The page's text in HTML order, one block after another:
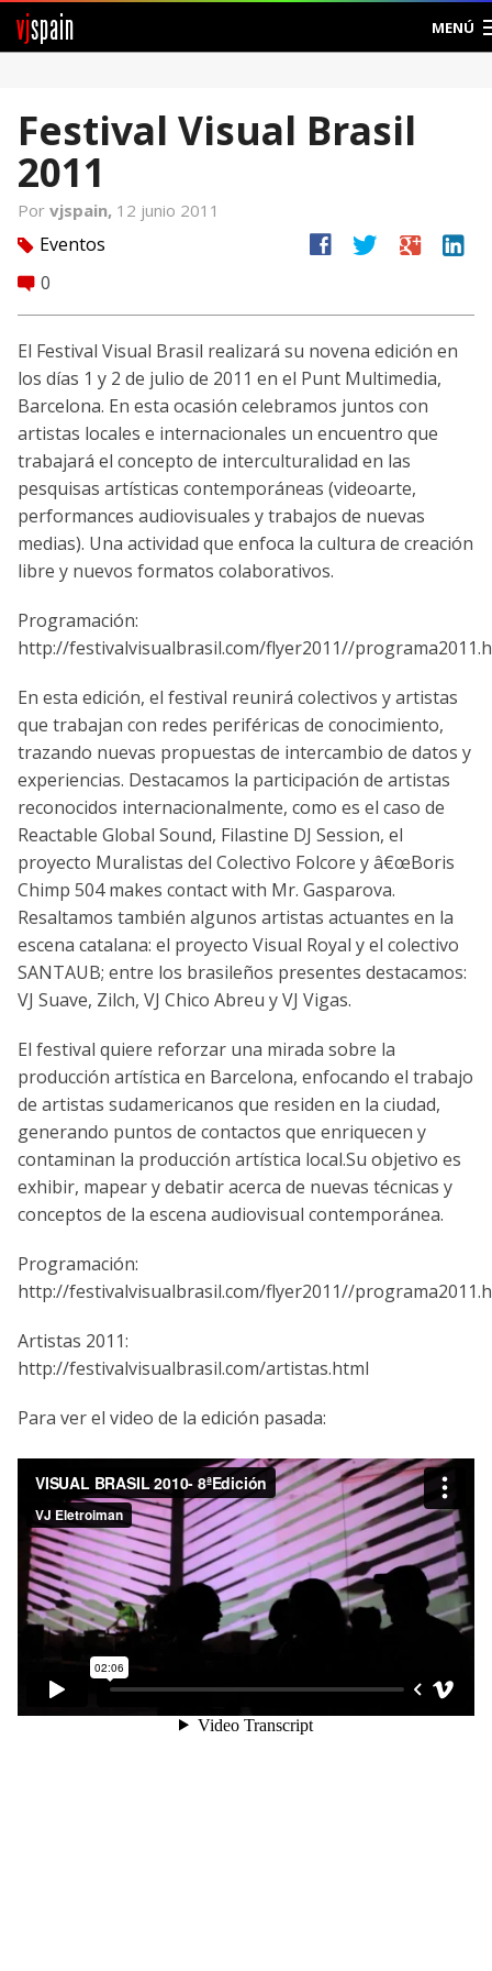
vjspain MENÚ
Foros
Noticias
Vjspain
Ayuda
Contacto
Entrar
Festival Visual Brasil
2011
Por vjspain, 12 junio 2011
tag Eventos
comment 0
facebook twitter google linkedin
El Festival Visual Brasil realizará su novena edición en
los dí­as 1 y 2 de julio de 2011 en el Punt Multimedia,
Barcelona. En esta ocasión celebramos juntos con
artistas locales e internacionales un encuentro que
trabajará el concepto de interculturalidad en las
pesquisas artí­sticas contemporáneas (videoarte,
performances audiovisuales y trabajos de nuevas
medias). Una actividad que enfoca la cultura de creación
libre y nuevos formatos colaborativos.
Programación:
http://festivalvisualbrasil.com/flyer2011//
En esta edición, el festival reunirá colectivos y artistas
que trabajan con redes periféricas de conocimiento,
trazando nuevas propuestas de intercambio de datos y
experiencias. Destacamos la participación de artistas
reconocidos internacionalmente, como es el caso de
Reactable Global Sound, Filastine DJ Session, el
proyecto Muralistas del Colectivo Folcore y â€œBoris
Chimp 504 makes contact with Mr. Gasparova.
Resaltamos también algunos artistas actuantes en la
escena catalana: el proyecto Visual Royal y el colectivo
SANTAUB; entre los brasileños presentes destacamos:
VJ Suave, Zilch, VJ Chico Abreu y VJ Vigas.
El festival quiere reforzar una mirada sobre la
producción artí­stica en Barcelona, enfocando el trabajo
de artistas sudamericanos que residen en la ciudad,
generando puntos de contactos que enriquecen y
contaminan la producción artí­stica local.Su objetivo es
exhibir, mapear y debatir acerca de nuevas técnicas y
conceptos de la escena audiovisual contemporánea.
Programación:
http://festivalvisualbrasil.com/flyer2011//
Artistas 2011:
http://festivalvisualbrasil.com/artistas.html
Para ver el video de la edición pasada: